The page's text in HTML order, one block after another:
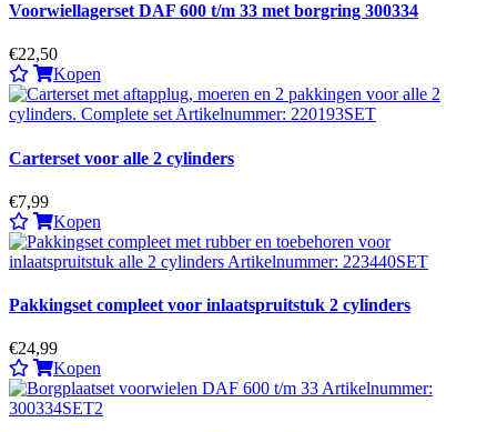
Voorwiellagerset DAF 600 t/m 33 met borgring 300334
€22,50
Kopen
Carterset voor alle 2 cylinders
€7,99
Kopen
Pakkingset compleet voor inlaatspruitstuk 2 cylinders
€24,99
Kopen